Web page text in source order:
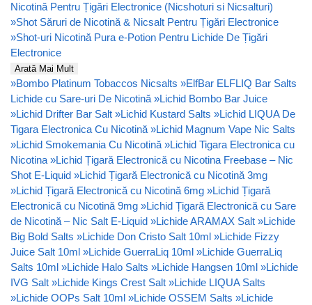
Nicotină Pentru Țigări Electronice (Nicshoturi si Nicsalturi)
»Shot Săruri de Nicotină & Nicsalt Pentru Țigări Electronice
»Shot-uri Nicotină Pura e-Potion Pentru Lichide De Țigări
Electronice
Arată Mai Mult
»Bombo Platinum Tobaccos Nicsalts »ElfBar ELFLIQ Bar Salts
Lichide cu Sare-uri De Nicotină »Lichid Bombo Bar Juice
»Lichid Drifter Bar Salt »Lichid Kustard Salts »Lichid LIQUA De
Tigara Electronica Cu Nicotină »Lichid Magnum Vape Nic Salts
»Lichid Smokemania Cu Nicotină »Lichid Tigara Electronica cu
Nicotina »Lichid Țigară Electronică cu Nicotina Freebase – Nic
Shot E-Liquid »Lichid Țigară Electronică cu Nicotină 3mg
»Lichid Țigară Electronică cu Nicotină 6mg »Lichid Țigară
Electronică cu Nicotină 9mg »Lichid Țigară Electronică cu Sare
de Nicotină – Nic Salt E-Liquid »Lichide ARAMAX Salt »Lichide
Big Bold Salts »Lichide Don Cristo Salt 10ml »Lichide Fizzy
Juice Salt 10ml »Lichide GuerraLiq 10ml »Lichide GuerraLiq
Salts 10ml »Lichide Halo Salts »Lichide Hangsen 10ml »Lichide
IVG Salt »Lichide Kings Crest Salt »Lichide LIQUA Salts
»Lichide OOPs Salt 10ml »Lichide OSSEM Salts »Lichide